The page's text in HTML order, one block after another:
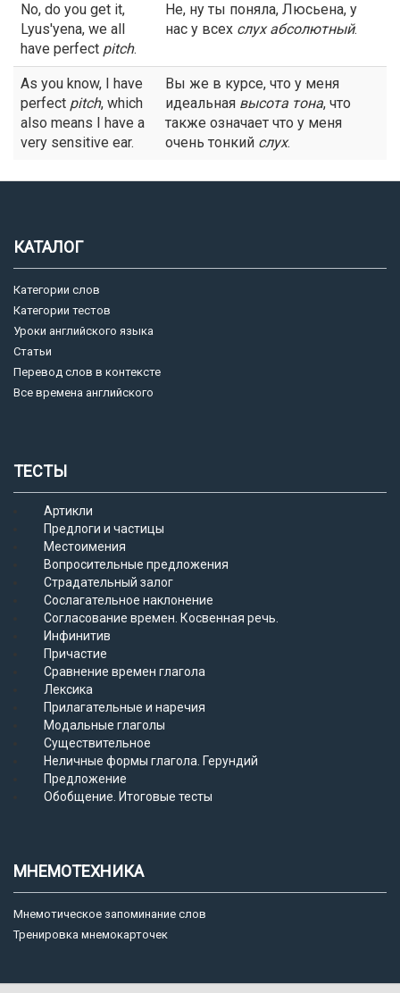
No, do you get it,
Lyus'yena, we all
have perfect pitch.
Не, ну ты поняла, Люсьена, у
нас у всех слухабсолютный.
As you know, I have
perfect pitch, which
also means I have a
very sensitive ear.
Вы же в курсе, что у меня
идеальная высота тона, что
также означает что у меня
очень тонкий слух.
КАТАЛОГ
Категории слов
Категории тестов
Уроки английского языка
Статьи
Перевод слов в контексте
Все времена английского
ТЕСТЫ
Артикли
Предлоги и частицы
Местоимения
Вопросительные предложения
Страдательный залог
Сослагательное наклонение
Согласование времен. Косвенная речь.
Инфинитив
Причастие
Сравнение времен глагола
Лексика
Прилагательные и наречия
Модальные глаголы
Существительное
Неличные формы глагола. Герундий
Предложение
Обобщение. Итоговые тесты
МНЕМОТЕХНИКА
Мнемотическое запоминание слов
Тренировка мнемокарточек